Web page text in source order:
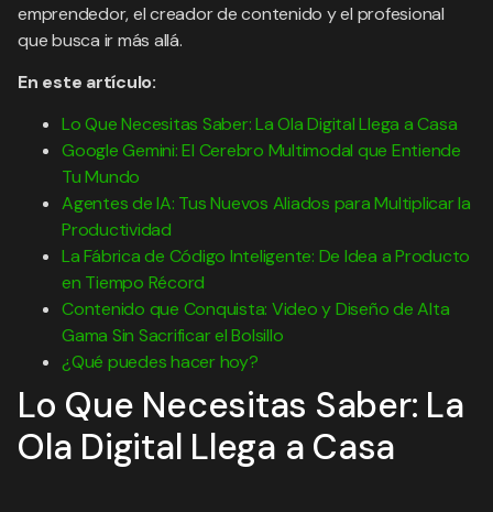
emprendedor, el creador de contenido y el profesional
que busca ir más allá.
En este artículo:
Lo Que Necesitas Saber: La Ola Digital Llega a Casa
Google Gemini: El Cerebro Multimodal que Entiende
Tu Mundo
Agentes de IA: Tus Nuevos Aliados para Multiplicar la
Productividad
La Fábrica de Código Inteligente: De Idea a Producto
en Tiempo Récord
Contenido que Conquista: Video y Diseño de Alta
Gama Sin Sacrificar el Bolsillo
¿Qué puedes hacer hoy?
Lo Que Necesitas Saber: La
Ola Digital Llega a Casa